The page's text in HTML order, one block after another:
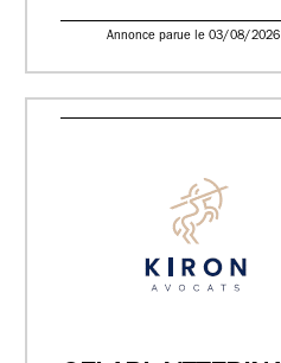
Annonce parue le 03/08/2026